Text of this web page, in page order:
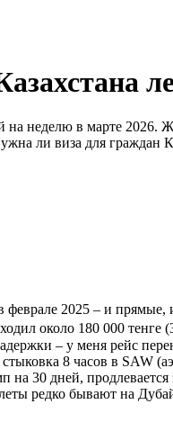
неделю в марте 2026.
ли виза для граждан
2025 – и прямые,
около 180 000 тенге
– у меня рейс
8 часов в SAW
на 30 дней,
редко бывают на